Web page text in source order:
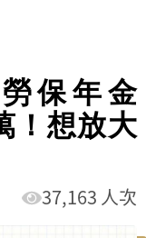
保年金
！想放大
37,163 人次